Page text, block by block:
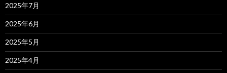
2025年7月
2025年6月
2025年5月
2025年4月